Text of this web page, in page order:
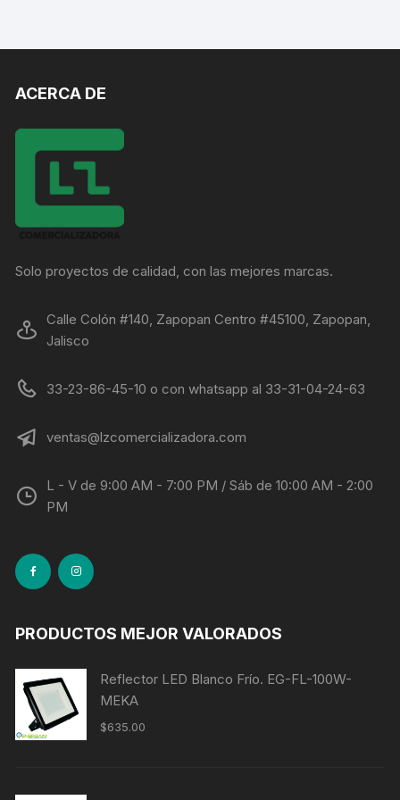
ACERCA DE
Solo proyectos de calidad, con las mejores marcas.
Calle Colón #140, Zapopan Centro #45100, Zapopan,
Jalisco
33-23-86-45-10 o con whatsapp al 33-31-04-24-63
ventas@lzcomercializadora.com
L - V de 9:00 AM - 7:00 PM / Sáb de 10:00 AM - 2:00
PM
PRODUCTOS MEJOR VALORADOS
Reflector LED Blanco Frío. EG-FL-100W-
MEKA
$635.00